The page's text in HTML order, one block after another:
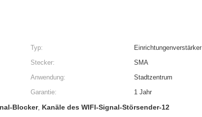
Typ:
Einrichtungenverstärker
Stecker:
SMA
Anwendung:
Stadtzentrum
Garantie:
1 Jahr
Blocker, Kanäle des WIFI-Signal-Störsender-12